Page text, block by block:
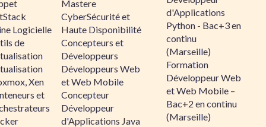
Logicielle
de
Xen
et
Mastere
CyberSécurité et
Haute Disponibilité
Concepteurs et
Développeurs
Développeurs Web
et Web Mobile
Concepteur
Développeur
d'Applications Java
d'Applications
Python - Bac+3 en
continu
(Marseille)
Formation
Développeur Web
et Web Mobile –
Bac+2 en continu
(Marseille)